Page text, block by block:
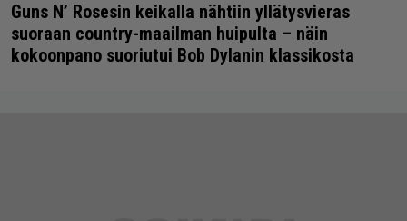
Guns N’ Rosesin keikalla nähtiin yllätysvieras
suoraan country-maailman huipulta – näin
kokoonpano suoriutui Bob Dylanin klassikosta